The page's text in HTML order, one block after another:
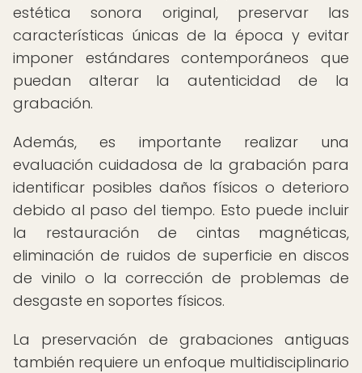
estética sonora original, preservar las
características únicas de la época y evitar
imponer estándares contemporáneos que
puedan alterar la autenticidad de la
grabación.
Además, es importante realizar una
evaluación cuidadosa de la grabación para
identificar posibles daños físicos o deterioro
debido al paso del tiempo. Esto puede incluir
la restauración de cintas magnéticas,
eliminación de ruidos de superficie en discos
de vinilo o la corrección de problemas de
desgaste en soportes físicos.
La preservación de grabaciones antiguas
también requiere un enfoque multidisciplinario